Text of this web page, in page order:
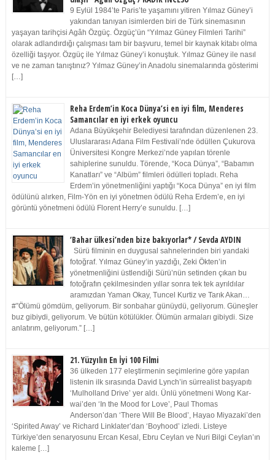
9 Eylül 1984’te Paris’te yaşamını yitiren Yılmaz Güney’i
yakından tanıyan isimlerden biri de Türk sinemasının
yaşayan tarihçisi Agâh Özgüç. Özgüç’ün “Yılmaz Güney Filmleri Tarihi”
olarak adlandırdığı çalışması tam bir başvuru, temel bir kaynak kitabı olma
özelliği taşıyor. Özgüç ile Yılmaz Güney’i konuştuk. Yılmaz Güney ile nasıl
ve ne zaman tanıştınız? Yılmaz Güney’in Anadolu sinemalarında gösterimi
[…]
Reha Erdem’in Koca Dünya’si en iyi film, Menderes
Samancılar en iyi erkek oyuncu
Adana Büyükşehir Belediyesi tarafından düzenlenen 23.
Uluslararası Adana Film Festivali’nde ödüllen Çukurova
Üniversitesi Kongre Merkezi’nde yapılan törenle
sahiplerine sunuldu. Törende, “Koca Dünya”, “Babamın
Kanatları” ve “Albüm” filmleri ödülleri topladı. Reha
Erdem’in yönetmenliğini yaptığı “Koca Dünya” en iyi film
ödülünü alırken, Film-Yön en iyi yönetmen ödülü Reha Erdem’e, en iyi
görüntü yönetmeni ödülü Florent Herry’e sunuldu. […]
‘Bahar ülkesi’nden bize bakıyorlar* / Sevda AYDIN
Sürü filminin en duygusal sahnelerinden biri yandaki
fotoğraf. Yılmaz Güney’in yazdığı, Zeki Ökten’in
yönetmenliğini üstlendiği Sürü’nün setinden çıkan bu
fotoğrafın çekilmesinden yıllar sonra tek tek ayrıldılar
aramızdan Yaman Okay, Tuncel Kurtiz ve Tarık Akan…
#”Ölümü gömdüm, geliyorum. Bir sonbahar günüydü, geliyorum. Güneşler
buz gibiydi, geliyorum. Ve bütün kötülükler. Ölümün armaları gibiydi. Size
anlatırım, geliyorum.” […]
21. Yüzyılın En İyi 100 Filmi
36 ülkeden 177 eleştirmenin seçimlerine göre yapılan
listenin ilk sırasında David Lynch’in sürrealist başyapıtı
‘Mulholland Drive’ yer aldı. Ünlü yönetmeni Wong Kar-
wai’den ‘In the Mood for Love’, Paul Thomas
Anderson’dan ‘There Will Be Blood’, Hayao Miyazaki’den
‘Spirited Away’ ve Richard Linklater’dan ‘Boyhood’ izledi. Listeye
Türkiye’den senaryosunu Ercan Kesal, Ebru Ceylan ve Nuri Bilgi Ceylan’ın
kaleme […]